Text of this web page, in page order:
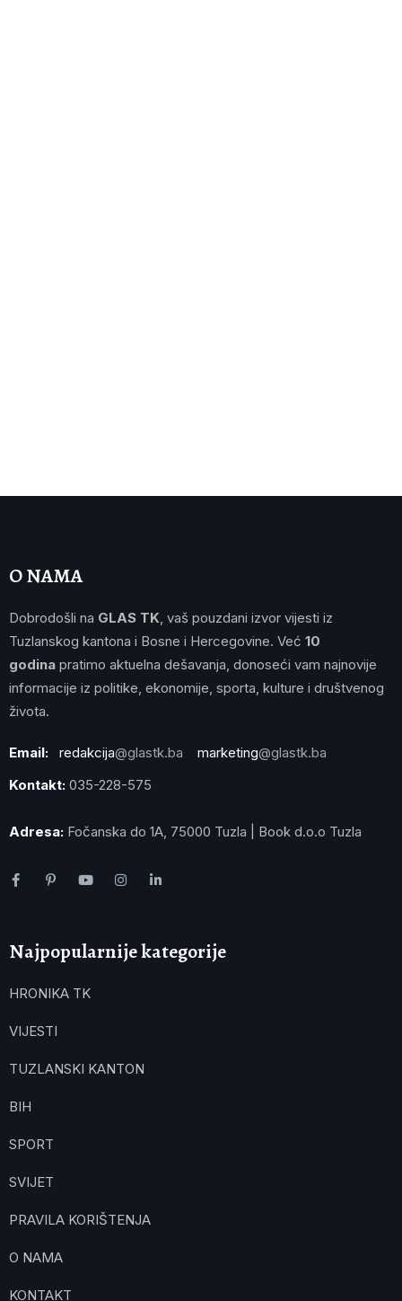
O NAMA
Dobrodošli na GLAS TK , vaš pouzdani izvor vijesti iz
Tuzlanskog kantona i Bosne i Hercegovine. Već 10
godina pratimo aktuelna dešavanja, donoseći vam najnovije
informacije iz politike, ekonomije, sporta, kulture i društvenog
života.
Email: redakcija@glastk.ba marketing@glastk.ba
Kontakt: 035-228-575
Adresa: Fočanska do 1A, 75000 Tuzla | Book d.o.o Tuzla
Najpopularnije kategorije
HRONIKA TK
VIJESTI
TUZLANSKI KANTON
BIH
SPORT
SVIJET
PRAVILA KORIŠTENJA
O NAMA
KONTAKT